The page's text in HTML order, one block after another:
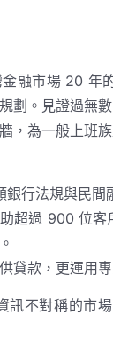
融市場 20 年
劃。見證過無
，為一般上班
銀行法規與民間
超過 900 位客
貸款，更運用
訊不對稱的市